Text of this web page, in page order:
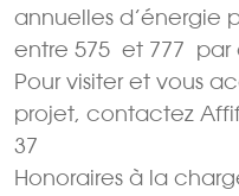
annuelles d’énergie
entre 575  et 777 
Pour visiter et vous
projet, contactez Affif
37
Honoraires à la